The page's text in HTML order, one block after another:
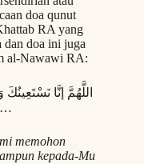
doa qunut
RA yang
dan doa ini juga
al-Nawawi RA:
اللَّهُمَّ إنَّا
يَفْجُرُكَ، اللَّهُمَّ إيَّاكَ نَعْبُد، ولَكَ نُصَلِّي وَنَسْجُد…
memohon
kepada-Mu